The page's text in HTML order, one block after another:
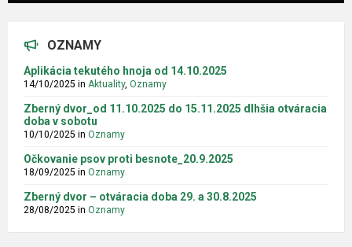
OZNAMY
Aplikácia tekutého hnoja od 14.10.2025
14/10/2025 in Aktuality, Oznamy
Zberný dvor_od 11.10.2025 do 15.11.2025 dlhšia otváracia
doba v sobotu
10/10/2025 in Oznamy
Očkovanie psov proti besnote_20.9.2025
18/09/2025 in Oznamy
Zberný dvor – otváracia doba 29. a 30.8.2025
28/08/2025 in Oznamy